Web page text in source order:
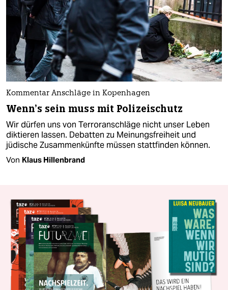
Kommentar Anschläge in Kopenhagen
Wenn's sein muss mit Polizeischutz
Wir dürfen uns von Terroranschläge nicht unser Leben
diktieren lassen. Debatten zu Meinungsfreiheit und
jüdische Zusammenkünfte müssen stattfinden können.
Von Klaus Hillenbrand